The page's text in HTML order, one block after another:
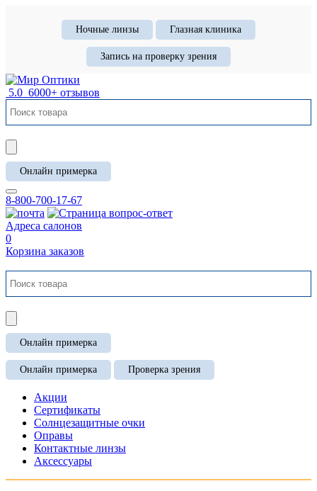
Ночные линзы Глазная клиника
Запись на проверку зрения
5.0 6000+ отзывов
Онлайн примерка
8-800-700-17-67
Адреса салонов
0
Корзина заказов
Онлайн примерка
Онлайн примерка Проверка зрения
Акции
Сертификаты
Солнцезащитные очки
Оправы
Контактные линзы
Аксессуары